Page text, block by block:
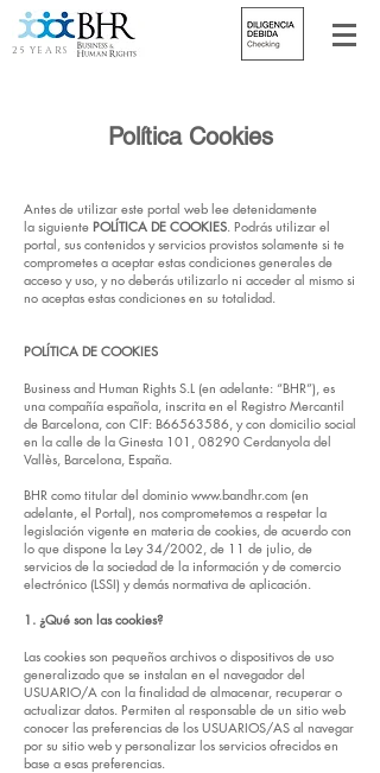
25 YEARS
Política Cookies
Antes de utilizar este portal web lee detenidamente
la siguiente POLÍTICA DE COOKIES. Podrás utilizar el
portal, sus contenidos y servicios provistos solamente si te
comprometes a aceptar estas condiciones generales de
acceso y uso, y no deberás utilizarlo ni acceder al mismo si
no aceptas estas condiciones en su totalidad.
POLÍTICA DE COOKIES
Business and Human Rights S.L (en adelante: “BHR”), es
una compañía española, inscrita en el Registro Mercantil
de Barcelona, con CIF: B66563586, y con domicilio social
en la calle de la Ginesta 101, 08290 Cerdanyola del
Vallès, Barcelona, España.
BHR como titular del dominio www.bandhr.com (en
adelante, el Portal), nos comprometemos a respetar la
legislación vigente en materia de cookies, de acuerdo con
lo que dispone la Ley 34/2002, de 11 de julio, de
servicios de la sociedad de la información y de comercio
electrónico (LSSI) y demás normativa de aplicación.
1. ¿Qué son las cookies?
Las cookies son pequeños archivos o dispositivos de uso
generalizado que se instalan en el navegador del
USUARIO/A con la finalidad de almacenar, recuperar o
actualizar datos. Permiten al responsable de un sitio web
conocer las preferencias de los USUARIOS/AS al navegar
por su sitio web y personalizar los servicios ofrecidos en
base a esas preferencias.